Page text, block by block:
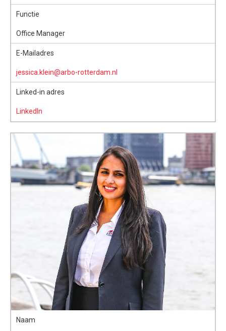
Functie
Office Manager
E-Mailadres
jessica.klein@arbo-rotterdam.nl
Linked-in adres
LinkedIn
Naam